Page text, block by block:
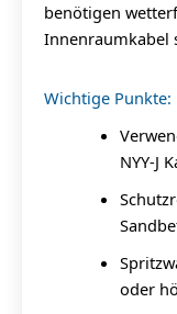
benötigen
Innenraumkabel
Wichtige Punkte:
NYY-J
oder